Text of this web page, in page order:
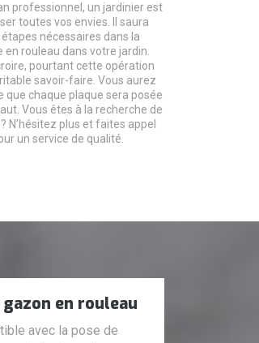
professionnel, un jardinier est
toutes vos envies. Il saura
nécessaires dans la
en rouleau dans votre jardin.
pourtant cette opération
savoir-faire. Vous aurez
que chaque plaque sera posée
Vous êtes à la recherche de
N’hésitez plus et faites appel
un service de qualité.
en rouleau
avec la pose de